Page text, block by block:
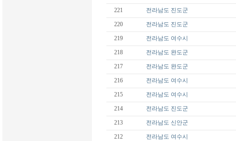
221 전라남도 진도군
220 전라남도 진도군
219 전라남도 여수시
218 전라남도 완도군
217 전라남도 완도군
216 전라남도 여수시
215 전라남도 여수시
214 전라남도 진도군
213 전라남도 신안군
212 전라남도 여수시